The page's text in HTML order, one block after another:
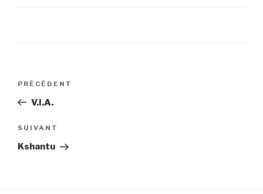
Navigation
Article
précédent
PRÉCÉDENT
V.I.A.
Article
suivant
SUIVANT
Kshantu